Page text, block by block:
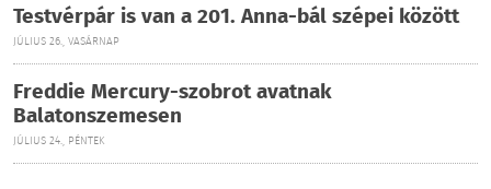
Testvérpár is van a 201. Anna-bál szépei között
JÚLIUS 26., VASÁRNAP
Freddie Mercury-szobrot avatnak
Balatonszemesen
JÚLIUS 24., PÉNTEK